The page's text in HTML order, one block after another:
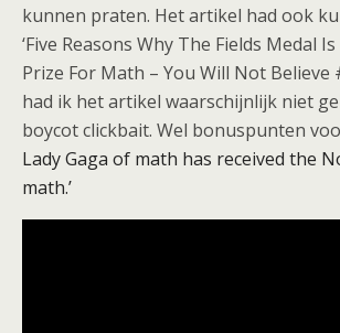
kunnen praten. Het artikel had ook
‘Five Reasons Why The Fields Medal
Prize For Math – You Will Not Believe
had ik het artikel waarschijnlijk niet
boycot clickbait. Wel bonuspunten
Lady Gaga of math has received the
math.’